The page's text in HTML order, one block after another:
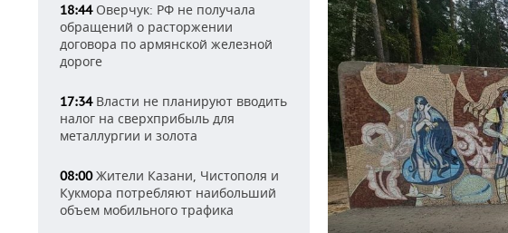
18:44Оверчук: РФ не получала
обращений о расторжении
договора по армянской железной
дороге
17:34Власти не планируют вводить
налог на сверхприбыль для
металлургии и золота
08:00Жители Казани, Чистополя и
Кукмора потребляют наибольший
объем мобильного трафика